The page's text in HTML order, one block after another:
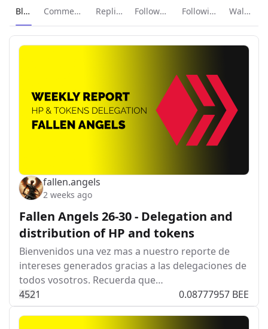
Current page:
Blog Comments Replies Followers Following Wallet
fallen.angels
2 weeks ago
Fallen Angels 26-30 - Delegation and
distribution of HP and tokens
Bienvenidos una vez mas a nuestro reporte de
intereses generados gracias a las delegaciones de
todos vosotros. Recuerda que…
4521 0.08777957 BEE